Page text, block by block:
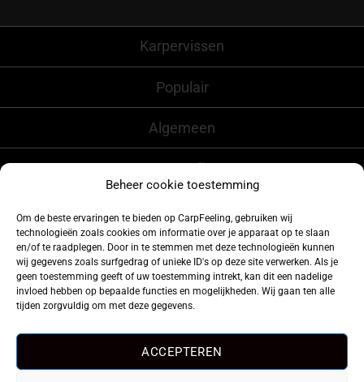
Beheer cookie toestemming
Om de beste ervaringen te bieden op CarpFeeling, gebruiken wij
technologieën zoals cookies om informatie over je apparaat op te slaan
en/of te raadplegen. Door in te stemmen met deze technologieën kunnen
wij gegevens zoals surfgedrag of unieke ID's op deze site verwerken. Als je
geen toestemming geeft of uw toestemming intrekt, kan dit een nadelige
invloed hebben op bepaalde functies en mogelijkheden. Wij gaan ten alle
tijden zorgvuldig om met deze gegevens.
ACCEPTEREN
Karpervissen
Populair
Algemeen
CarpFeeling
Volg ons ook op